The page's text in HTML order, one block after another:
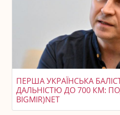
ПЕРША УКРАЇНСЬКА
ДАЛЬНІСТЮ ДО 700 КМ:
BIGMIR)NET